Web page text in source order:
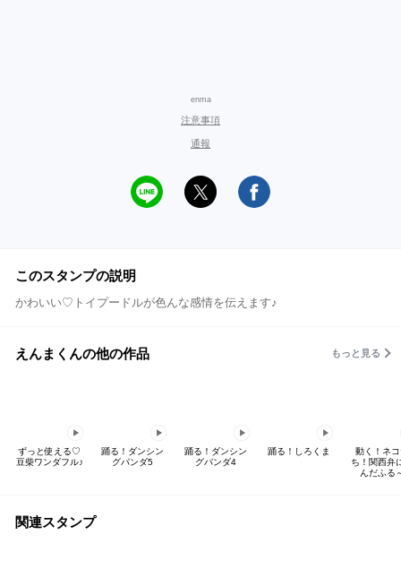
enma
注意事項
通報
このスタンプの説明
かわいい♡トイプードルが色んな感情を伝えます♪
えんまくんの他の作品 もっと見る
ずっと使える♡
豆柴ワンダフル♪
踊る！ダンシン
グパンダ5
踊る！ダンシン
グパンダ4
踊る！しろくま
動く！ネ
ち！関西弁
んだふる
関連スタンプ